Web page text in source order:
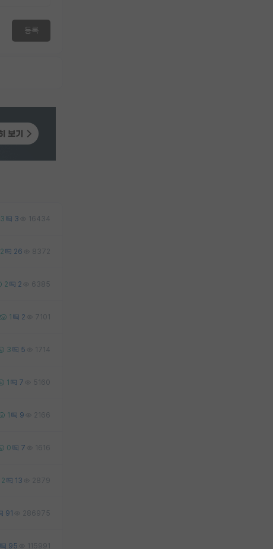
등록
3 3 16434
2 26 8372
2 2 6385
1 2 7101
3 5 1714
1 7 5160
1 9 2166
0 7 1616
2 13 2879
91 286975
95 115991